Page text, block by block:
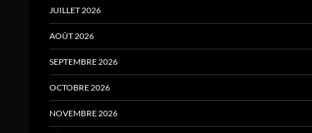
JUILLET 2026
AOÛT 2026
SEPTEMBRE 2026
OCTOBRE 2026
NOVEMBRE 2026